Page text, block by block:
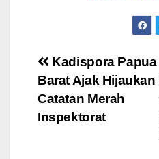
Post
navigation
Kadispora Papua
Barat Ajak Hijaukan
Catatan Merah
Inspektorat